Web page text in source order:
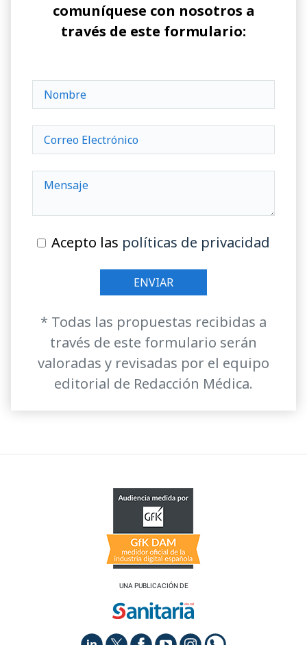
comuníquese con nosotros a
través de este formulario:
Acepto las políticas de privacidad
* Todas las propuestas recibidas a
través de este formulario serán
valoradas y revisadas por el equipo
editorial de Redacción Médica.
UNA PUBLICACIÓN DE